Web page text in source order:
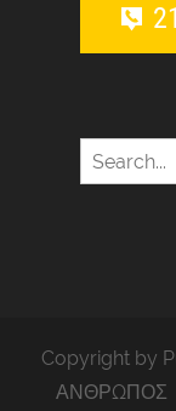
Copyright by
ΑΝΘΡΩΠΟΣ